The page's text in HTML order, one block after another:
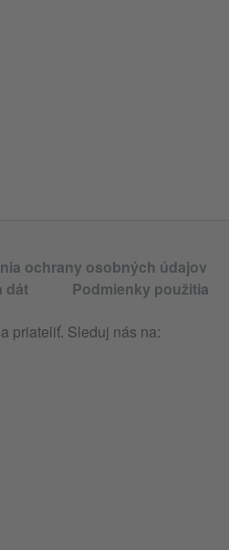
ochrany osobných údajov
dát
Podmienky použitia
priateliť. Sleduj nás na: